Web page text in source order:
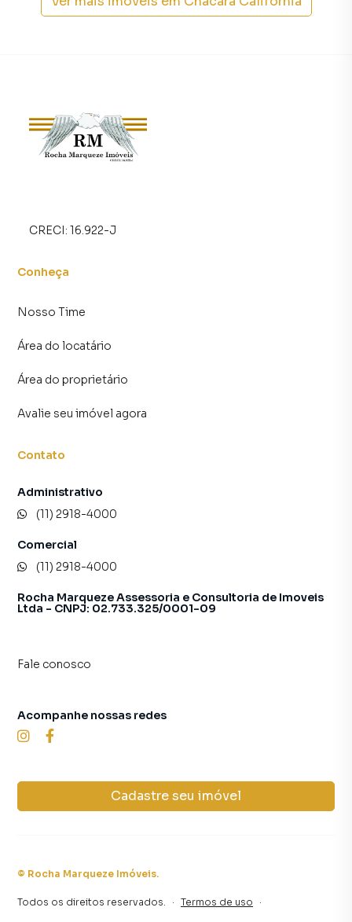
CRECI: 16.922-J
Conheça
Nosso Time
Área do locatário
Área do proprietário
Avalie seu imóvel agora
Contato
Administrativo
(11) 2918-4000
Comercial
(11) 2918-4000
Rocha Marqueze Assessoria e Consultoria de Imoveis
Ltda - CNPJ: 02.733.325/0001-09
Fale conosco
Cadastre seu imóvel
Acompanhe nossas redes
© Rocha Marqueze Imóveis.
Todos os direitos reservados. · Termos de uso ·